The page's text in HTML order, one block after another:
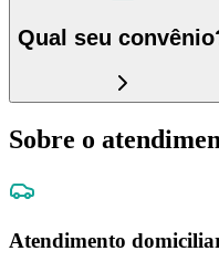
Qual seu
Sobre o
Atendimento